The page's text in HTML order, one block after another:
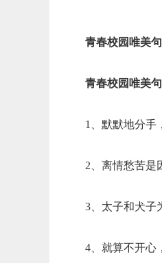
青春校园唯美
青春校园唯美
1、默默地分手
2、离情愁苦是
3、太子和犬子
4、就算不开心